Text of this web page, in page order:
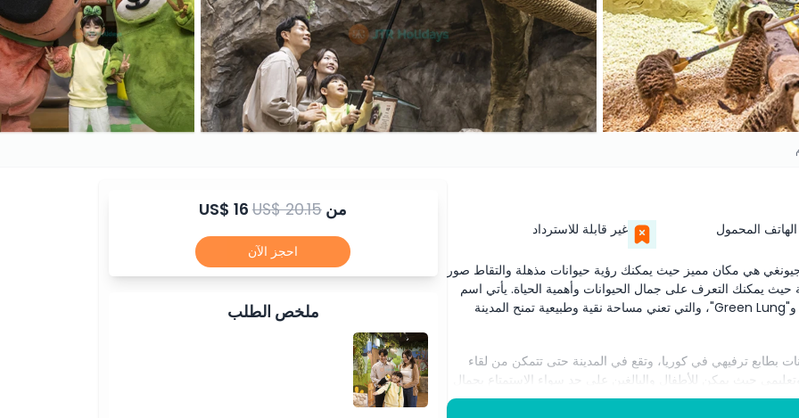
المحمول غير قابلة للاسترداد
جيونغي هي مكان مميز حيث يمكنك رؤية حيوانات مذهلة والتقاط صور
حيث يمكنك التعرف على جمال الحيوانات وأهمية الحياة. يأتي اسم
زولونغ زولونغ من كلمة "ZOO"، التي تعني مكانًا للحيوانات، و"Green Lung"، والتي تعني مساحة نقية وطبيعية تمنح المدينة
بطابع ترفيهي في كوريا، وتقع في المدينة حتى تتمكن من لقاء
حيث يمكن للأطفال والبالغين على حد سواء الاستمتاع بجمال
من US$ 16US$ 20.15
احجز الآن
ملخص الطلب